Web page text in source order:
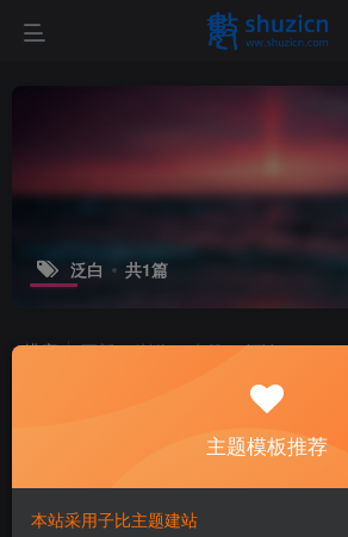
泛白 共1篇
排序 更新 浏览 点赞 评论
主题模板推荐
本站采用子比主题建站